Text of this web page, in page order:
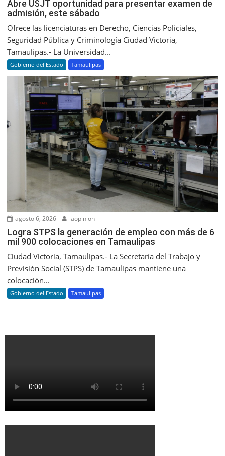
Abre USJT oportunidad para presentar examen de
admisión, este sábado
Ofrece las licenciaturas en Derecho, Ciencias Policiales,
Seguridad Pública y Criminología Ciudad Victoria,
Tamaulipas.- La Universidad...
Gobierno del Estado Tamaulipas
agosto 6, 2026 laopinion
Logra STPS la generación de empleo con más de 6
mil 900 colocaciones en Tamaulipas
Ciudad Victoria, Tamaulipas.- La Secretaría del Trabajo y
Previsión Social (STPS) de Tamaulipas mantiene una
colocación...
Gobierno del Estado Tamaulipas